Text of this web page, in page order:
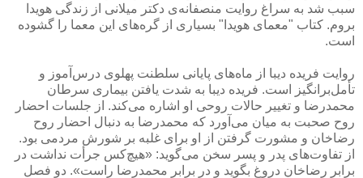
سبب شد به سراغ روایت منصفانه‌ی دكتر میلانی از زندگی هویدا
بروم. كتاب "معمای هویدا" بسیاری از گره‌های این معما را گشوده
است.
روایت فریده دیبا از ماه‌های پایانی سلطنت پهلوی درس‌آموز و
تأمل‌برانگیز است. فریده دیبا به شدت یافتن بیماری سرطان
محمدرضا و تغییر حالات روحی او اشاره می‌كند. از جلسات احضار
روح صحبت به میان می‌آورد كه محمدرضا به دنبال احضار روح
رضاخان و مشورت گرفتن از او برای غلبه بر شورش مردمی بود.
از تفاوت‌های پدر و پسر سخن می‌گوید: «هیچ‌كس جرأت نداشت در
برابر رضاخان دروغ بگوید و در برابر محمدرضا راست». دو فصل